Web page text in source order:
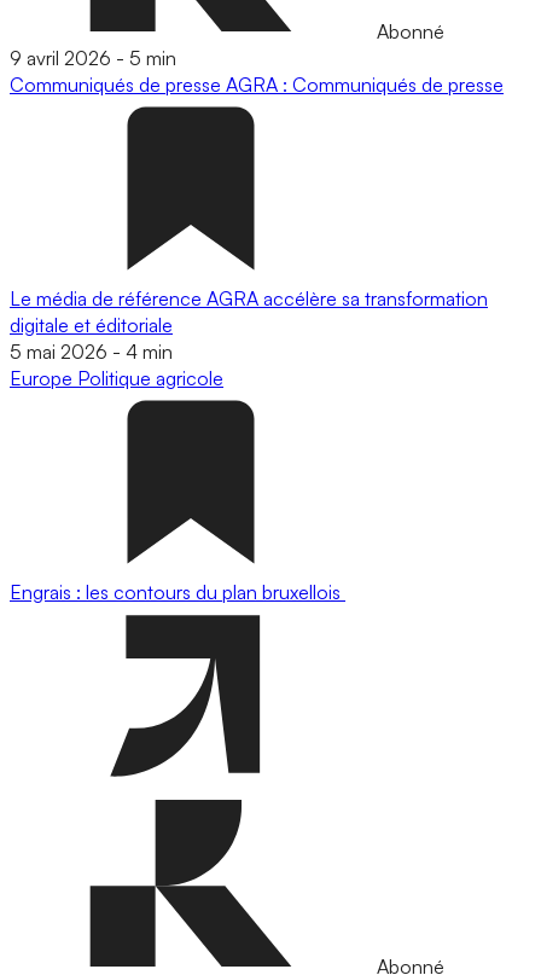
Abonné
9 avril 2026 - 5 min
Communiqués de presse AGRA : Communiqués de presse
Le média de référence AGRA accélère sa transformation
digitale et éditoriale
5 mai 2026 - 4 min
Europe Politique agricole
Engrais : les contours du plan bruxellois
Abonné